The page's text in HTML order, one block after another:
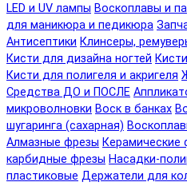
LED и UV лампы Воскоплавы и
для маникюра и педикюра
Антисептики Клинсеры,
Кисти для дизайна ногтей
Кисти для полигеля и акригеля
Средства ДО и ПОСЛЕ
микроволновки Воск в банках
шугаринга (сахарная)
Алмазные фрезы Керамические
карбидные фрезы Насадки-
пластиковые Держатели для